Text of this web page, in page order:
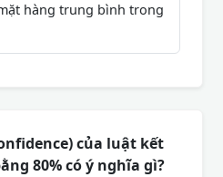
hàng trung bình trong
của luật kết
80% có ý nghĩa gì?